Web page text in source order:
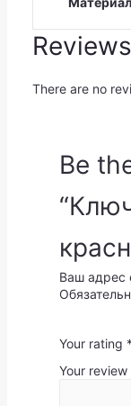
Reviews
There are no
Be
Ваш адрес
Your rating *
Your review